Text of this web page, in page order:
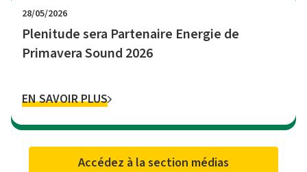
28/05/2026
Plenitude sera Partenaire Energie de
Primavera Sound 2026
EN SAVOIR PLUS
Accédez à la section médias